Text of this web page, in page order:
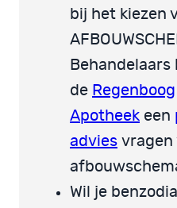
bij het kiezen
Behandelaars
de Regenboog
Apotheek een
advies vragen
Wil je